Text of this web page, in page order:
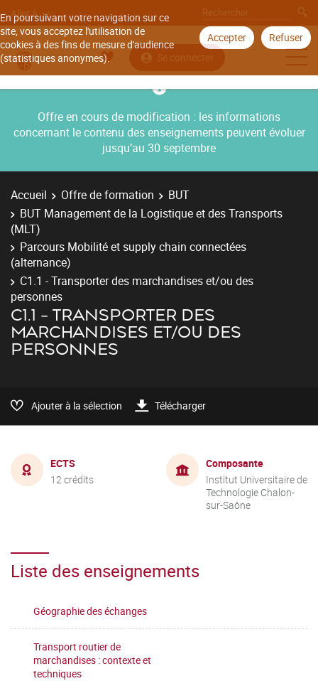
En poursuivant votre navigation sur ce
site, vous acceptez l'utilisation de
cookies à des fins de mesure d'audience
(statistiques anonymes).
Accepter Refuser
Aller à
Se connecter
Offre en cours de modification : les informations
concernant le contenu des enseignements peuvent évoluer
jusqu’au 30 septembre
Accueil Offre de formation
BUT
BUT Management de la Logistique et des Transports
(MLT)
Parcours Mobilité et supply chain connectées
(alternance)
C1.1 - Transporter des marchandises et/ou des
personnes
C1.1 - TRANSPORTER DES
MARCHANDISES ET/OU DES
PERSONNES
Ajouter à la sélection Télécharger
ECTS
12 crédits
Composante
Institut Universitaire de
Technologie Chalon-
sur-Saône
Liste des enseignements
Géographie des échanges
Transport routier de
marchandises : contexte et
techniques